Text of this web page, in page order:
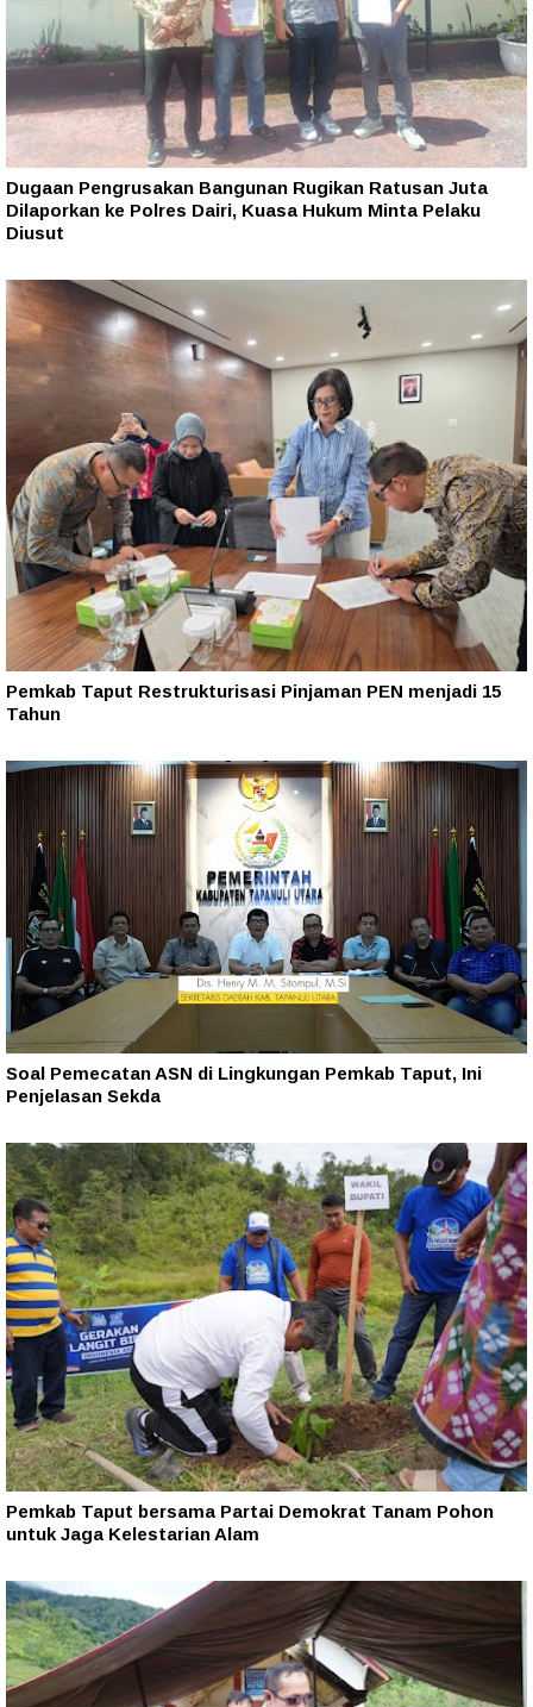
Dugaan Pengrusakan Bangunan Rugikan Ratusan Juta
Dilaporkan ke Polres Dairi, Kuasa Hukum Minta Pelaku
Diusut
Pemkab Taput Restrukturisasi Pinjaman PEN menjadi 15
Tahun‎
Soal Pemecatan ASN di Lingkungan Pemkab Taput, Ini
Penjelasan Sekda
Pemkab Taput bersama Partai Demokrat Tanam Pohon
untuk Jaga Kelestarian Alam